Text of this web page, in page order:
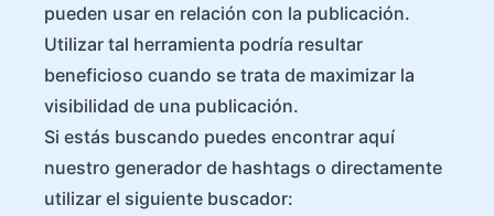
pueden usar en relación con la publicación.
Utilizar tal herramienta podría resultar
beneficioso cuando se trata de maximizar la
visibilidad de una publicación.
Si estás buscando puedes encontrar aquí
nuestro generador de hashtags o directamente
utilizar el siguiente buscador: